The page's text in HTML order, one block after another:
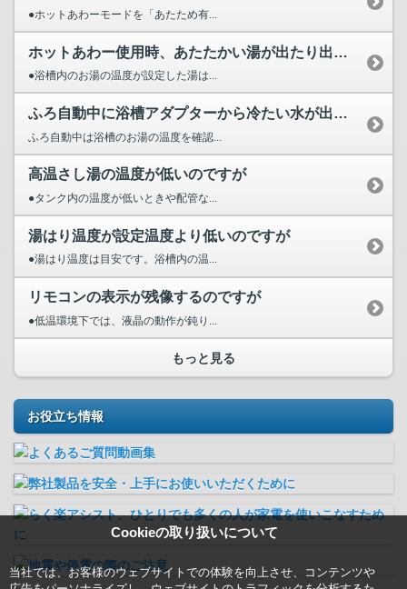
Cookieの取り扱いについて
当社では、お客様のウェブサイトでの体験を向上させ、コンテンツや
●ホットあわーモードを「あたため有...
ホットあわー使用時、あたたかい湯が出たり出なかったりするのですが
●浴槽内のお湯の温度が設定した湯は...
ふろ自動中に浴槽アダプターから冷たい水が出るのですが
ふろ自動中は浴槽のお湯の温度を確認...
高温さし湯の温度が低いのですが
●タンク内の温度が低いときや配管な...
湯はり温度が設定温度より低いのですが
●湯はり温度は目安です。浴槽内の温...
リモコンの表示が残像するのですが
●低温環境下では、液晶の動作が鈍り...
もっと見る
お役立ち情報